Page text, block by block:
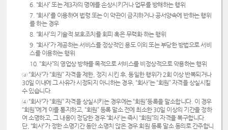
6. “회사” 또는 제3자의 명예를 손상시키거나 업무를 방해하는 행위
7. “회사”를 이용하여 법령 또는 이 약관이 금지하거나 공서양속에 반하는 행위
를 하는 경우
8. “회사”의 기술적 보호조치를 회피 혹은 무력화 하는 행위
9. “회사”가 제공하는 서비스를 정상적인 용도 이외 또는 부당한 방법으로 서비
스를 이용하는 행위
10. “회사”의 영업상 방해를 목적으로 서비스를 비정상적으로 악용하는 행위
③ “회사”가 “회원” 자격을 제한, 정지 시킨 후, 동일한 행위가 2회 이상 반복되거나
30일 이내에 그 사유가 시정되지 아니하는 경우, “회사”는 “회원” 자격을 상실시킬
수 있습니다.
④ “회사”가 “회원” 자격을 상실시키는 경우에는 “회원”등록을 말소합니다. 이 경우
“회원”에게 이를 통지하고, “회원” 등록 말소 전에 최소한 30일 이상의 기간을 정하
여 소명하고, 그 내용이 정당한 경우 “회사”는 즉시 “회원”의 자격을 복구합니다.
단, “회사”가 정한 소명기간 동안 소명치 않은 경우 회원 등록 말소 동의로 간주합니